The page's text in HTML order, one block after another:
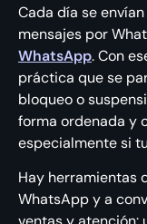
Cada día se
mensajes por
WhatsApp. Con
práctica que se
bloqueo o
forma ordenada y
especialmente si
Hay herramientas
WhatsApp y a